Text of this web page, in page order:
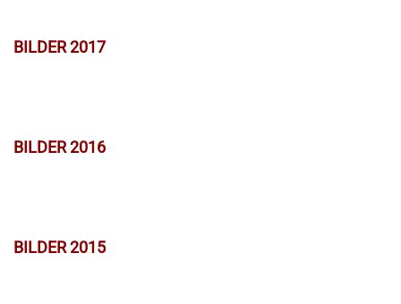
BILDER 2017
BILDER 2016
BILDER 2015